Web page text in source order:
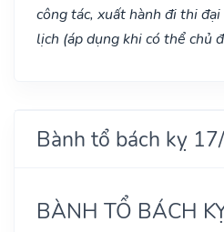
công tác, xuất hành đi thi
lịch (áp dụng khi có thể chủ
Bành tổ bách kỵ
BÀNH TỔ BÁCH